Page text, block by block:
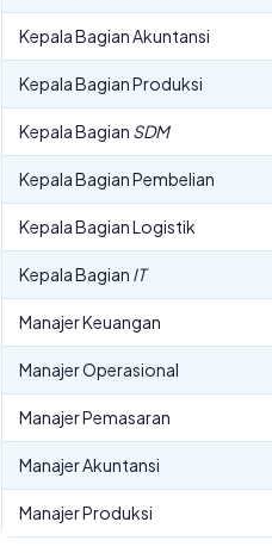
Kepala Bagian Akuntansi
Kepala Bagian Produksi
Kepala Bagian SDM
Kepala Bagian Pembelian
Kepala Bagian Logistik
Kepala Bagian IT
Manajer Keuangan
Manajer Operasional
Manajer Pemasaran
Manajer Akuntansi
Manajer Produksi